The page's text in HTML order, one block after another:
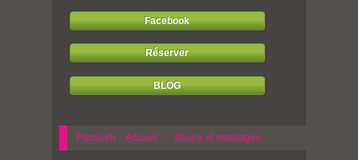
Facebook
Réserver
BLOG
Parcourir : Accueil / Sauna et massages